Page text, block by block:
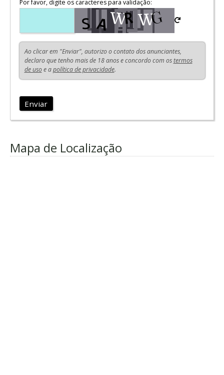
Por favor, digite os caracteres para validação:
Ao clicar em "Enviar", autorizo o contato dos anunciantes,
declaro que tenho mais de 18 anos e concordo com ostermos
de usoe apolítica de privacidade.
Enviar
Mapa de Localização